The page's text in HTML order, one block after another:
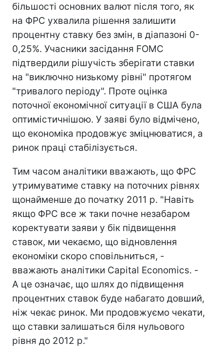
більшості основних валют після того, як
на ФРС ухвалила рішення залишити
процентну ставку без змін, в діапазоні 0-
0,25%. Учасники засідання FOMC
підтвердили рішучість зберігати ставки
на "виключно низькому рівні" протягом
"тривалого періоду". Проте оцінка
поточної економічної ситуації в США була
оптимістичнішою. У заяві було відмічено,
що економіка продовжує зміцнюватися, а
ринок праці стабілізується.
Тим часом аналітики вважають, що ФРС
утримуватиме ставку на поточних рівнях
щонайменше до початку 2011 р. "Навіть
якщо ФРС все ж таки почне незабаром
коректувати заяви у бік підвищення
ставок, ми чекаємо, що відновлення
економіки скоро сповільниться, -
вважають аналітики Capital Economics. -
А це означає, що шлях до підвищення
процентних ставок буде набагато довший,
ніж чекає ринок. Ми продовжуємо чекати,
що ставки залишаться біля нульового
рівня до 2012 р."